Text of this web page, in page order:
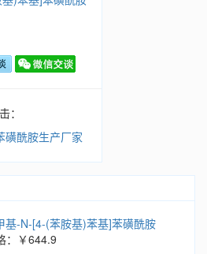
：
酰胺生产厂家
基-N-[4-(苯胺基)苯基]苯磺酰胺
：￥644.9